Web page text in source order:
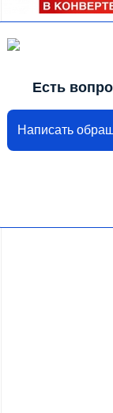
Есть
Написать